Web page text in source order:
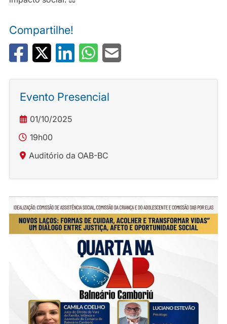
Compartilhe!
Evento Presencial
01/10/2025
19h00
Auditório da OAB-BC